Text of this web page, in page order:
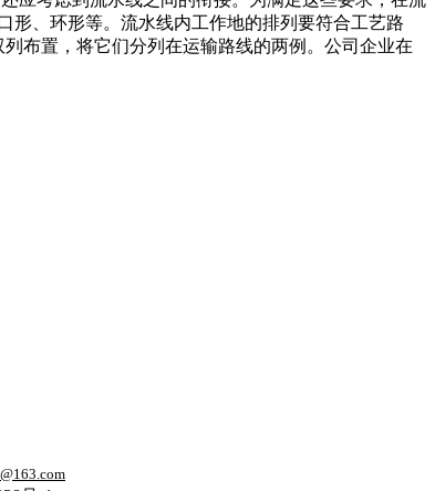
、环形等。流水线内工作地的排列要符合工艺路
布置，将它们分列在运输路线的两例。公司企业在